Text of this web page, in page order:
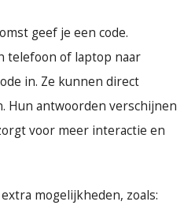
geef je een code.
telefoon of laptop naar
in. Ze kunnen direct
Hun antwoorden verschijnen
voor meer interactie en
mogelijkheden, zoals: